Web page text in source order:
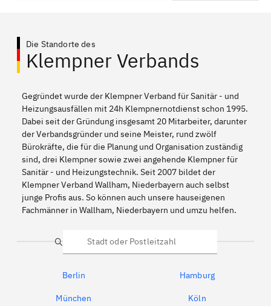
Die Standorte des
Klempner Verbands
Gegründet wurde der Klempner Verband für Sanitär - und
Heizungsausfällen mit 24h Klempnernotdienst schon 1995.
Dabei seit der Gründung insgesamt 20 Mitarbeiter, darunter
der Verbandsgründer und seine Meister, rund zwölf
Bürokräfte, die für die Planung und Organisation zuständig
sind, drei Klempner sowie zwei angehende Klempner für
Sanitär - und Heizungstechnik. Seit 2007 bildet der
Klempner Verband Wallham, Niederbayern auch selbst
junge Profis aus. So können auch unsere hauseigenen
Fachmänner in Wallham, Niederbayern und umzu helfen.
Suche
Berlin Hamburg
München Köln